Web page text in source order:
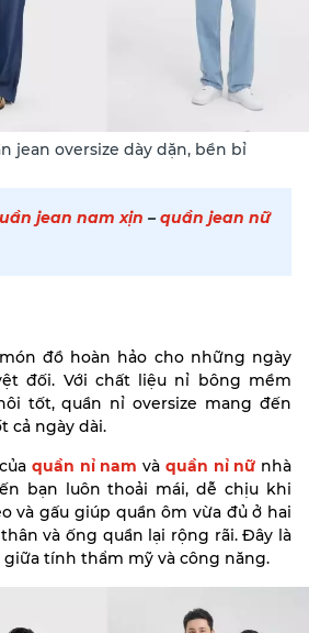
jean oversize dày dặn, bền bỉ
jean nam xịn – quần jean nữ
đồ hoàn hảo cho những ngày
đối. Với chất liệu nỉ bông mềm
tốt, quần nỉ oversize mang đến
cả ngày dài.
quần nỉ nam và quần nỉ nữ nhà
bạn luôn thoải mái, dễ chịu khi
và gấu giúp quần ôm vừa đủ ở hai
và ống quần lại rộng rãi. Đây là
tính thẩm mỹ và công năng.